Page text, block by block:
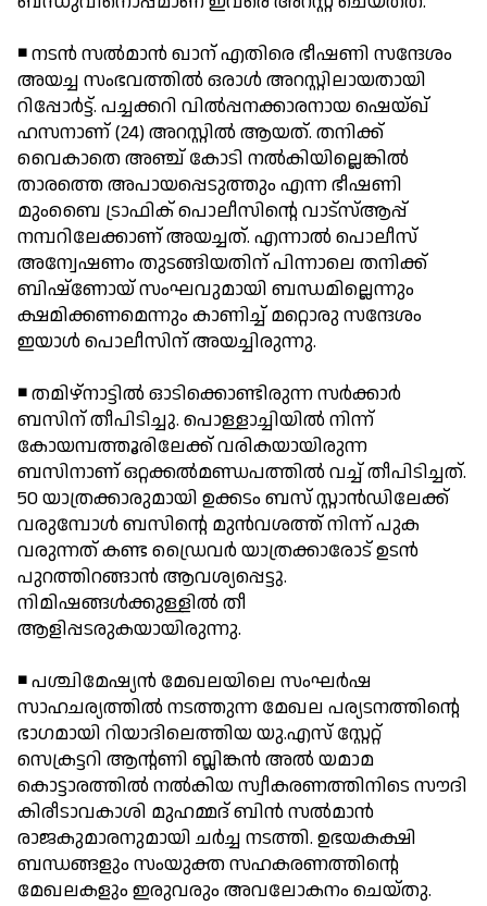
◾ നടന്‍ സല്‍മാന്‍ ഖാന് എതിരെ ഭീഷണി സന്ദേശം
അയച്ച സംഭവത്തില്‍ ഒരാള്‍ അറസ്റ്റിലായതായി
റിപ്പോര്‍ട്ട്. പച്ചക്കറി വില്‍പ്പനക്കാരനായ ഷെയ്ഖ്
ഹസനാണ് (24) അറസ്റ്റില്‍ ആയത്. തനിക്ക്
വൈകാതെ അഞ്ച് കോടി നല്‍കിയില്ലെങ്കില്‍
താരത്തെ അപായപ്പെടുത്തും എന്ന ഭീഷണി
മുംബൈ ട്രാഫിക് പൊലീസിന്റെ വാട്‌സ്ആപ്പ്
നമ്പറിലേക്കാണ് അയച്ചത്. എന്നാല്‍ പൊലീസ്
അന്വേഷണം തുടങ്ങിയതിന് പിന്നാലെ തനിക്ക്
ബിഷ്‌ണോയ് സംഘവുമായി ബന്ധമില്ലെന്നും
ക്ഷമിക്കണമെന്നും കാണിച്ച് മറ്റൊരു സന്ദേശം
ഇയാള്‍ പൊലീസിന് അയച്ചിരുന്നു.
◾ തമിഴ്‌നാട്ടില്‍ ഓടിക്കൊണ്ടിരുന്ന സര്‍ക്കാര്‍
ബസിന് തീപിടിച്ചു. പൊള്ളാച്ചിയില്‍ നിന്ന്
കോയമ്പത്തൂരിലേക്ക് വരികയായിരുന്ന
ബസിനാണ് ഒറ്റക്കല്‍മണ്ഡപത്തില്‍ വച്ച് തീപിടിച്ചത്.
50 യാത്രക്കാരുമായി ഉക്കടം ബസ് സ്റ്റാന്‍ഡിലേക്ക്
വരുമ്പോള്‍ ബസിന്റെ മുന്‍വശത്ത് നിന്ന് പുക
വരുന്നത് കണ്ട ഡ്രൈവര്‍ യാത്രക്കാരോട് ഉടന്‍
പുറത്തിറങ്ങാന്‍ ആവശ്യപ്പെട്ടു.
നിമിഷങ്ങള്‍ക്കുള്ളില്‍ തീ
ആളിപ്പടരുകയായിരുന്നു.
◾ പശ്ചിമേഷ്യന്‍ മേഖലയിലെ സംഘര്‍ഷ
സാഹചര്യത്തില്‍ നടത്തുന്ന മേഖല പര്യടനത്തിന്റെ
ഭാഗമായി റിയാദിലെത്തിയ യു.എസ് സ്റ്റേറ്റ്
സെക്രട്ടറി ആന്റണി ബ്ലിങ്കന്‍ അല്‍ യമാമ
കൊട്ടാരത്തില്‍ നല്‍കിയ സ്വീകരണത്തിനിടെ സൗദി
കിരീടാവകാശി മുഹമ്മദ് ബിന്‍ സല്‍മാന്‍
രാജകുമാരനുമായി ചര്‍ച്ച നടത്തി. ഉഭയകക്ഷി
ബന്ധങ്ങളും സംയുക്ത സഹകരണത്തിന്റെ
മേഖലകളും ഇരുവരും അവലോകനം ചെയ്തു.